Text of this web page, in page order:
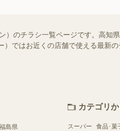
のチラシ一覧ページです。高知
ではお近くの店舗で使える最新
福島県
カテゴリ
スーパー 食品･菓